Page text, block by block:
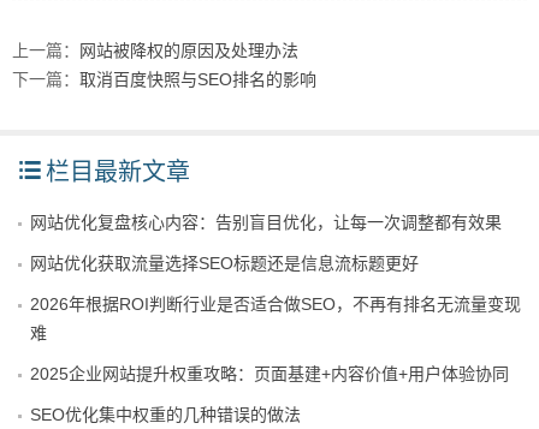
上一篇：
网站被降权的原因及处理办法
下一篇： 取消百度快照与SEO排名的影响
栏目最新文章
网站优化复盘核心内容：告别盲目优化，让每一次调整都有效果
网站优化获取流量选择SEO标题还是信息流标题更好
2026年根据ROI判断行业是否适合做SEO，不再有排名无流量变现
难
2025企业网站提升权重攻略：页面基建+内容价值+用户体验协同
SEO优化集中权重的几种错误的做法